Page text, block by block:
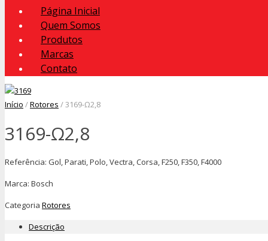
Página Inicial
Quem Somos
Produtos
Marcas
Contato
Início /Rotores / 3169-Ω2,8
3169-Ω2,8
Referência: Gol, Parati, Polo, Vectra, Corsa, F250, F350, F4000
Marca: Bosch
Categoria Rotores
Descrição